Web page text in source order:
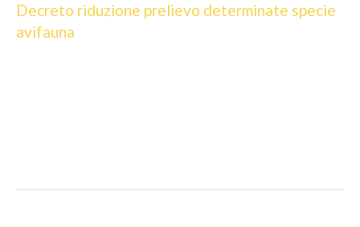
Decreto riduzione prelievo determinate specie
avifauna